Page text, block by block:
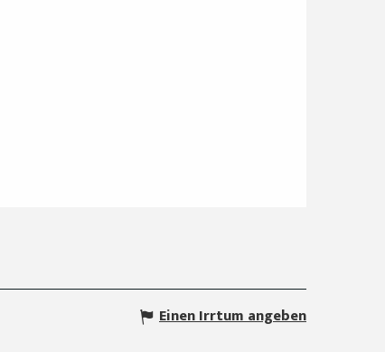
Einen Irrtum angeben